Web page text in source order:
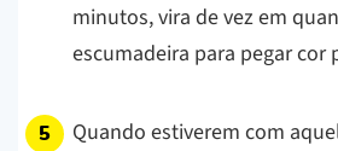
minutos, vira de vez em
escumadeira para pegar cor
Quando estiverem com